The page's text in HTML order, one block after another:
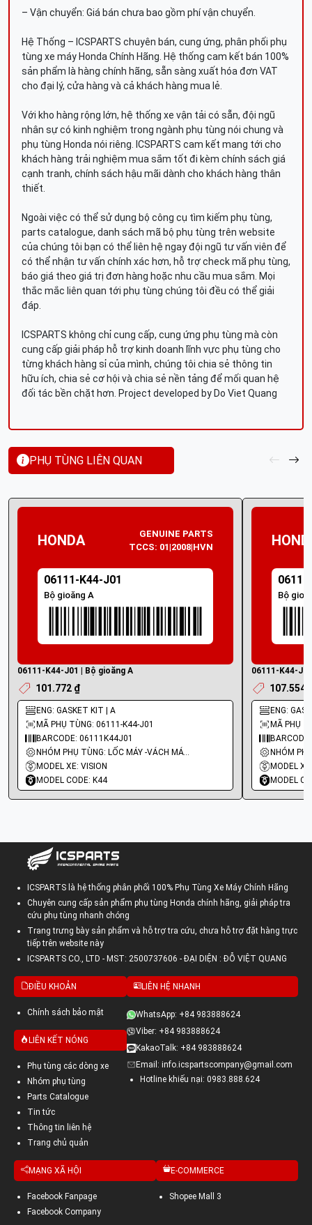
– Vận chuyển: Giá bán chưa bao gồm phí vận chuyển.
Hệ Thống – ICSPARTS chuyên bán, cung ứng, phân phối phụ
tùng xe máy Honda Chính Hãng. Hệ thống cam kết bán 100%
sản phẩm là hàng chính hãng, sẵn sàng xuất hóa đơn VAT
cho đại lý, cửa hàng và cả khách hàng mua lẻ.
Với kho hàng rộng lớn, hệ thống xe vận tải có sẵn, đội ngũ
nhân sự có kinh nghiệm trong ngành phụ tùng nói chung và
phụ tùng Honda nói riêng. ICSPARTS cam kết mang tới cho
khách hàng trải nghiệm mua sắm tốt đi kèm chính sách giá
cạnh tranh, chính sách hậu mãi dành cho khách hàng thân
thiết.
Ngoài việc có thể sử dụng bộ công cụ tìm kiếm phụ tùng,
parts catalogue, danh sách mã bộ phụ tùng trên website
của chúng tôi bạn có thể liên hệ ngay đội ngũ tư vấn viên để
có thể nhận tư vấn chính xác hơn, hỗ trợ check mã phụ tùng,
báo giá theo giá trị đơn hàng hoặc nhu cầu mua sắm. Mọi
thắc mắc liên quan tới phụ tùng chúng tôi đều có thể giải
đáp.
ICSPARTS không chỉ cung cấp, cung ứng phụ tùng mà còn
cung cấp giải pháp hỗ trợ kinh doanh lĩnh vực phụ tùng cho
từng khách hàng sỉ của mình, chúng tôi chia sẻ thông tin
hữu ích, chia sẻ cơ hội và chia sẻ nền tảng để mối quan hệ
đối tác bền chặt hơn. Project developed by Do Viet Quang
PHỤ TÙNG LIÊN QUAN
HONDA
GENUINE PARTS
TCCS: 01|2008|HVN
06111-K44-J01
Bộ gioăng A
06111-K44-J01 | Bộ gioăng A
101.772 ₫
ENG: GASKET KIT | A
MÃ PHỤ TÙNG: 06111-K44-J01
BARCODE: 06111K44J01
NHÓM PHỤ TÙNG: LỐC MÁY -VÁCH MÁY - GIOĂNG MÁY
MODEL XE: VISION
MODEL CODE: K44
Bộ
06111-K44-
107.554
ENG:
MÃ PHỤ
MODEL
MODEL
ICSPARTS là hệ thống phân phối 100% Phụ Tùng Xe Máy Chính Hãng
Chuyên cung cấp sản phẩm phụ tùng Honda chính hãng, giải pháp tra
cứu phụ tùng nhanh chóng
Trang trưng bày sản phẩm và hỗ trợ tra cứu, chưa hỗ trợ đặt hàng trực
tiếp trên website này
ICSPARTS CO., LTD - MST: 2500737606 - ĐẠI DIỆN : ĐỖ VIỆT QUANG
ĐIỀU KHOẢN
Chính sách bảo mật
LIÊN KẾT NÓNG
Phụ tùng các dòng xe
Nhóm phụ tùng
Parts Catalogue
Tin tức
Thông tin liên hệ
Trang chủ quản
LIÊN HỆ NHANH
WhatsApp: +84 983888624
Viber: +84 983888624
KakaoTalk: +84 983888624
Email: info.icspartscompany@gmail.com
Hotline khiếu nại: 0983.888.624
MẠNG XÃ HỘI
Facebook Fanpage
Facebook Company
E-COMMERCE
Shopee Mall 3